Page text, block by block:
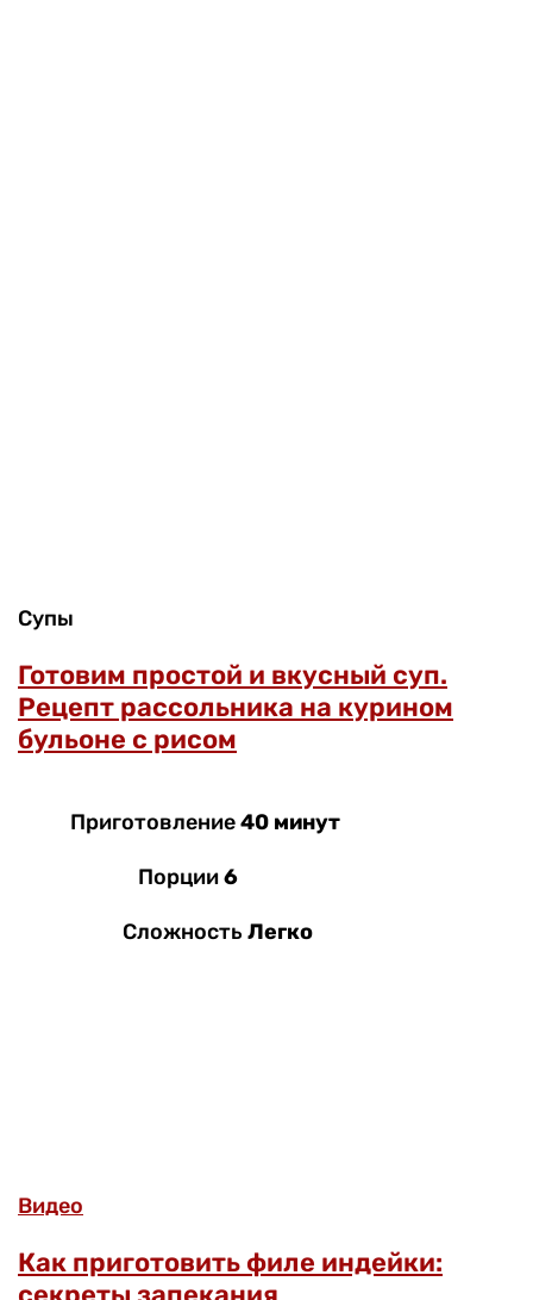
Супы
Готовим простой и вкусный суп.
Рецепт рассольника на курином
бульоне с рисом
Приготовление40 минут
Порции6
Сложность Легко
Видео
Как приготовить филе индейки: